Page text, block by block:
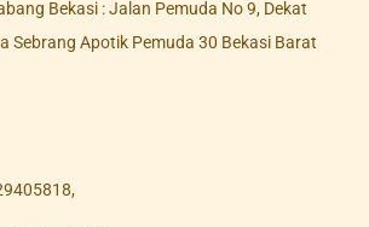
Bekasi : Jalan Pemuda No 9, Dekat
Sebrang Apotik Pemuda 30 Bekasi Barat
,